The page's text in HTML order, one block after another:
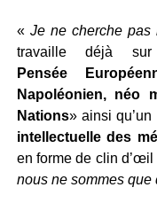
« Je ne cherche pas
travaille déjà
Pensée
Napoléonien, néo
Nations» ainsi qu’un
intellectuelle des
en forme de clin
nous ne sommes que